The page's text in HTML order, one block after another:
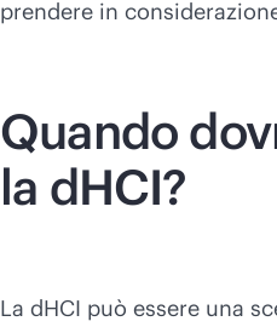
prendere in
Quando
la dHCI?
La dHCI può essere una